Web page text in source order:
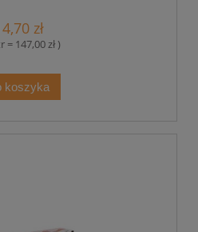
zł
= 147,00 zł )
koszyka